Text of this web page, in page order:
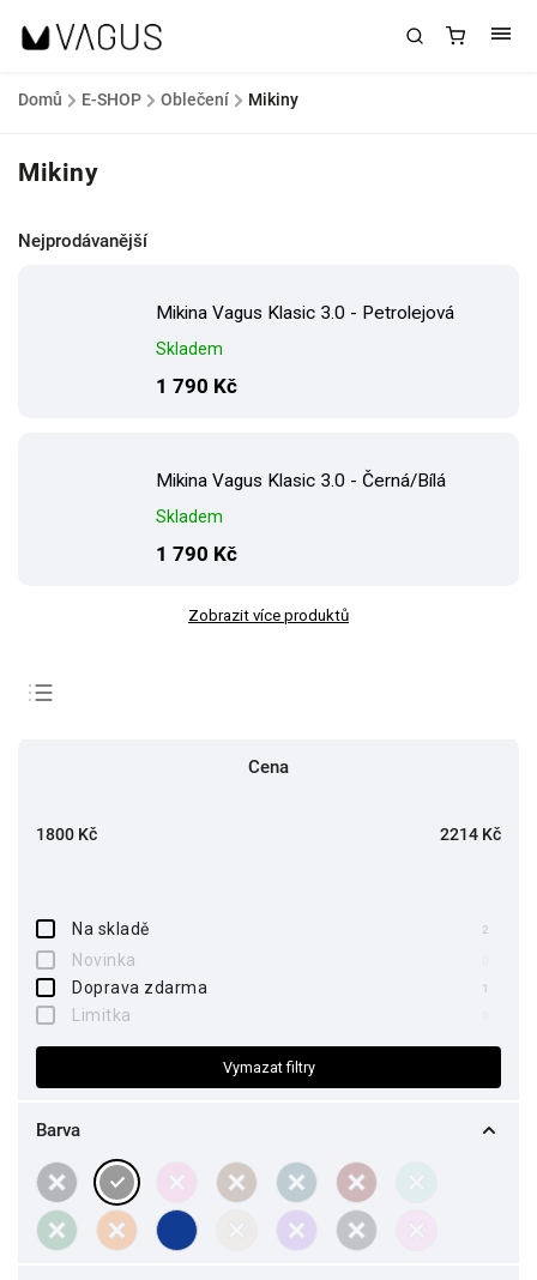
Domů / E-SHOP / Oblečení / Mikiny
Mikiny
Nejprodávanější
Mikina Vagus Klasic 3.0 - Petrolejová
Skladem
1 790 Kč
Mikina Vagus Klasic 3.0 - Černá/Bílá
Skladem
1 790 Kč
Zobrazit více produktů
Nejprodávanější
Cena
1800 Kč 2214 Kč
Na skladě 2
Novinka
Doprava zdarma 1
Limitka
Barva
Vymazat filtry